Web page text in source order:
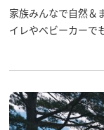
協会について
パンフレット
家族みんなで自然＆
イレやベビーカーで